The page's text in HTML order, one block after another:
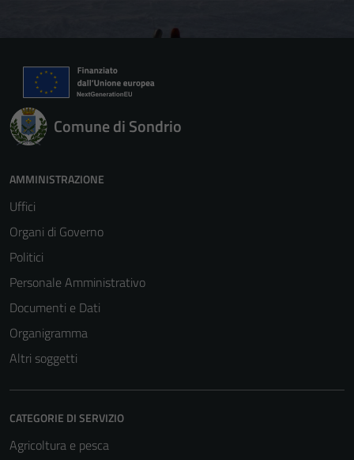
Comune di Sondrio
AMMINISTRAZIONE
Uffici
Organi di Governo
Politici
Personale Amministrativo
Documenti e Dati
Organigramma
Altri soggetti
CATEGORIE DI SERVIZIO
Agricoltura e pesca